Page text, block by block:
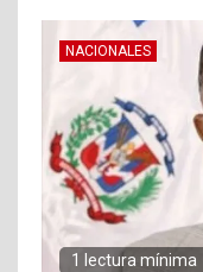
NACIONALES
1 lectura mínima